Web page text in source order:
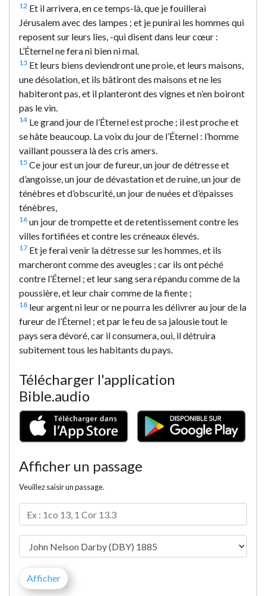
12 Et il arrivera, en ce temps-là, que je fouillerai
Jérusalem avec des lampes ; et je punirai les hommes qui
reposent sur leurs lies, -qui disent dans leur cœur :
L’Éternel ne fera ni bien ni mal.
13 Et leurs biens deviendront une proie, et leurs maisons,
une désolation, et ils bâtiront des maisons et ne les
habiteront pas, et il planteront des vignes et n’en boiront
pas le vin.
14 Le grand jour de l’Éternel est proche ; il est proche et
se hâte beaucoup. La voix du jour de l’Éternel : l’homme
vaillant poussera là des cris amers.
15 Ce jour est un jour de fureur, un jour de détresse et
d’angoisse, un jour de dévastation et de ruine, un jour de
ténèbres et d’obscurité, un jour de nuées et d’épaisses
ténèbres,
16 un jour de trompette et de retentissement contre les
villes fortifiées et contre les créneaux élevés.
17 Et je ferai venir la détresse sur les hommes, et ils
marcheront comme des aveugles ; car ils ont péché
contre l’Éternel ; et leur sang sera répandu comme de la
poussière, et leur chair comme de la fiente ;
18 leur argent ni leur or ne pourra les délivrer au jour de la
fureur de l’Éternel ; et par le feu de sa jalousie tout le
pays sera dévoré, car il consumera, oui, il détruira
subitement tous les habitants du pays.
Télécharger l'application
Bible.audio
Afficher un passage
Veuillez saisir un passage.